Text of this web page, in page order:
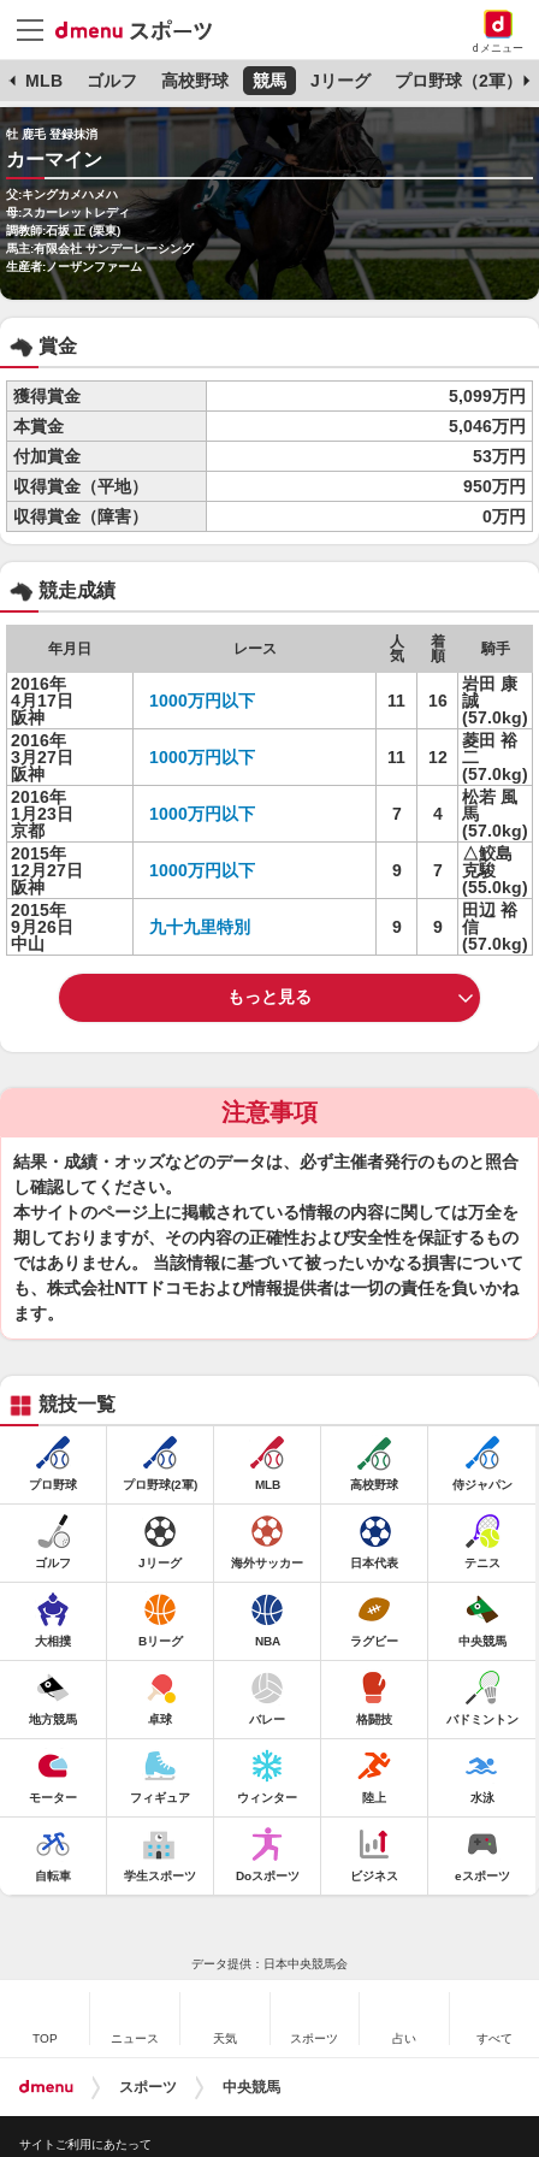
dメニュー
MLB ゴルフ 高校野球 競馬 Jリーグ プロ野球（2軍）
牡 鹿毛 登録抹消
カーマイン
父:キングカメハメハ
母:スカーレットレディ
調教師:石坂 正 (栗東)
馬主:有限会社 サンデーレーシング
生産者:ノーザンファーム
賞金
獲得賞金
5,099万円
本賞金
5,046万円
付加賞金
53万円
収得賞金（平地）
950万円
収得賞金（障害）
0万円
競走成績
年月日 レース
人
気
着
順
騎手
2016年
4月17日
阪神
1000万円以下 11 16
岩田 康
誠
(57.0kg)
2016年
3月27日
阪神
1000万円以下 11 12
菱田 裕
二
(57.0kg)
2016年
1月23日
京都
1000万円以下 7 4
松若 風
馬
(57.0kg)
2015年
12月27日
阪神
1000万円以下 9 7
△鮫島
克駿
(55.0kg)
2015年
9月26日
中山
九十九里特別 9 9
田辺 裕
信
(57.0kg)
もっと見る
注意事項
結果・成績・オッズなどのデータは、必ず主催者発行のものと照合
し確認してください。
本サイトのページ上に掲載されている情報の内容に関しては万全を
期しておりますが、その内容の正確性および安全性を保証するもの
ではありません。 当該情報に基づいて被ったいかなる損害について
も、株式会社NTTドコモおよび情報提供者は一切の責任を負いかね
ます。
競技一覧
プロ野球 プロ野球(2軍) MLB 高校野球 侍ジャパン
ゴルフ Jリーグ 海外サッカー 日本代表 テニス
大相撲 Bリーグ NBA ラグビー 中央競馬
地方競馬 卓球 バレー 格闘技 バドミントン
モーター フィギュア ウィンター 陸上 水泳
自転車 学生スポーツ Doスポーツ ビジネス eスポーツ
データ提供：日本中央競馬会
TOP ニュース 天気 スポーツ 占い すべて
スポーツ 中央競馬
サイトご利用にあたって